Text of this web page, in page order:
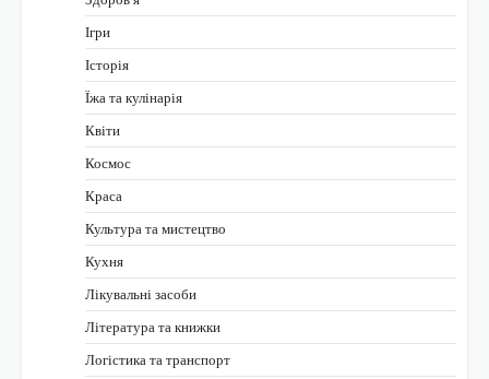
Ігри
Історія
Їжа та кулінарія
Квіти
Космос
Краса
Культура та мистецтво
Кухня
Лікувальні засоби
Література та книжки
Логістика та транспорт